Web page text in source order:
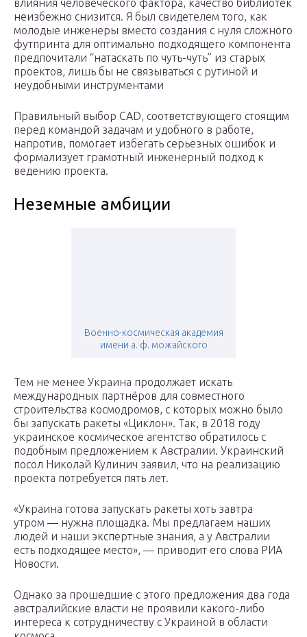
влияния человеческого фактора, качество библиотек
неизбежно снизится. Я был свидетелем того, как
молодые инженеры вместо создания с нуля сложного
футпринта для оптимально подходящего компонента
предпочитали “натаскать по чуть-чуть” из старых
проектов, лишь бы не связываться с рутиной и
неудобными инструментами
Правильный выбор CAD, соответствующего стоящим
перед командой задачам и удобного в работе,
напротив, помогает избегать серьезных ошибок и
формализует грамотный инженерный подход к
ведению проекта.
Неземные амбиции
Военно-космическая академия
имени а. ф. можайского
Тем не менее Украина продолжает искать
международных партнёров для совместного
строительства космодромов, с которых можно было
бы запускать ракеты «Циклон». Так, в 2018 году
украинское космическое агентство обратилось с
подобным предложением к Австралии. Украинский
посол Николай Кулинич заявил, что на реализацию
проекта потребуется пять лет.
«Украина готова запускать ракеты хоть завтра
утром — нужна площадка. Мы предлагаем наших
людей и наши экспертные знания, а у Австралии
есть подходящее место», — приводит его слова РИА
Новости.
Однако за прошедшие с этого предложения два года
австралийские власти не проявили какого-либо
интереса к сотрудничеству с Украиной в области